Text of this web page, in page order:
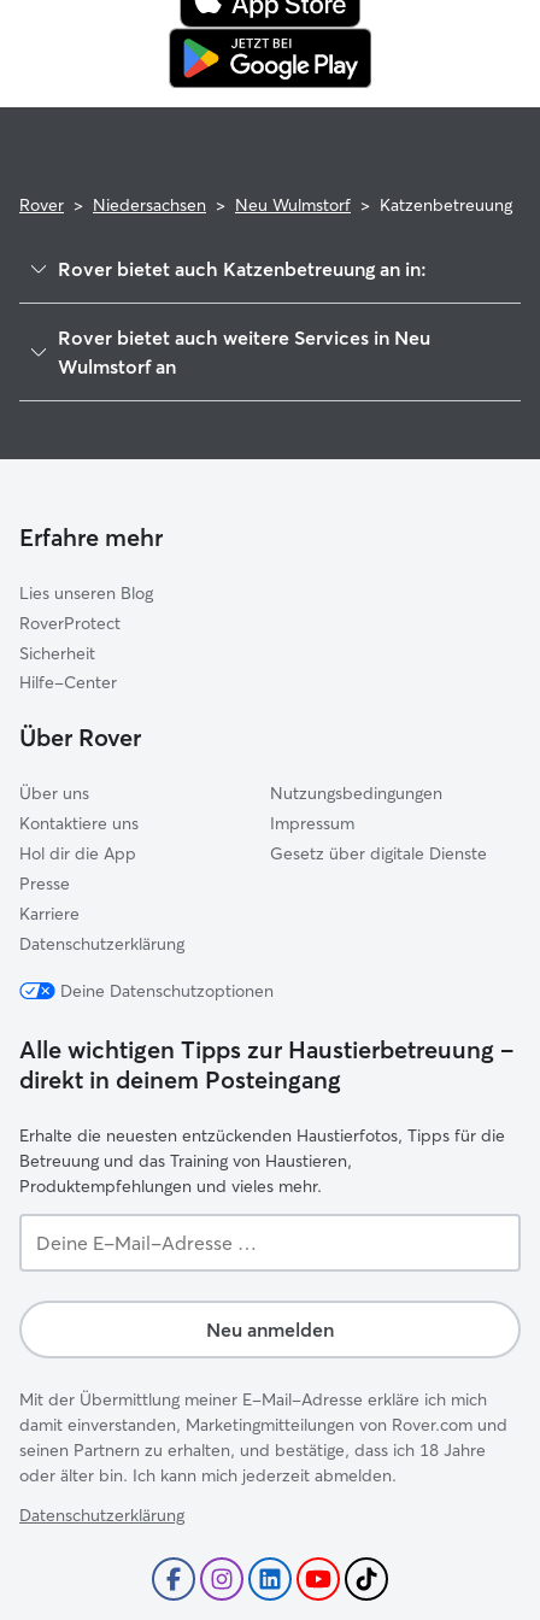
Rover > Niedersachsen > Neu Wulmstorf > Katzenbetreuung
Rover bietet auch Katzenbetreuung an in:
Rosengarten
Apensen
Schenefeld (Pinneberg)
Hamburg
Halstenbek
Rover bietet auch weitere Services in Neu
Wulmstorf an
Hundekindergarten in Neu Wulmstorf
Erfahre mehr
Lies unseren Blog
RoverProtect
Sicherheit
Hilfe-Center
Über Rover
Über uns
Kontaktiere uns
Hol dir die App
Presse
Karriere
Datenschutzerklärung
Nutzungsbedingungen
Impressum
Gesetz über digitale Dienste
Deine Datenschutzoptionen
Alle wichtigen Tipps zur Haustierbetreuung –
direkt in deinem Posteingang
Erhalte die neuesten entzückenden Haustierfotos, Tipps für die
Betreuung und das Training von Haustieren,
Produktempfehlungen und vieles mehr.
E-
Adresse …
Neu anmelden
Mit der Übermittlung meiner E-Mail-Adresse erkläre ich mich
damit einverstanden, Marketingmitteilungen von Rover.com und
seinen Partnern zu erhalten, und bestätige, dass ich 18 Jahre
oder älter bin. Ich kann mich jederzeit abmelden.
Datenschutzerklärung